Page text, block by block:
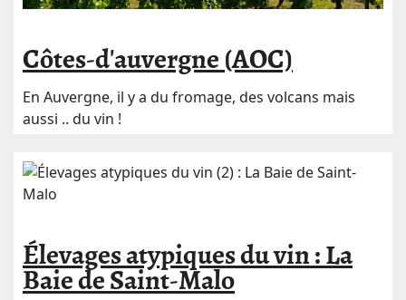
Côtes-d'auvergne (AOC)
En Auvergne, il y a du fromage, des volcans mais
aussi .. du vin !
Élevages atypiques du vin : La
Baie de Saint-Malo